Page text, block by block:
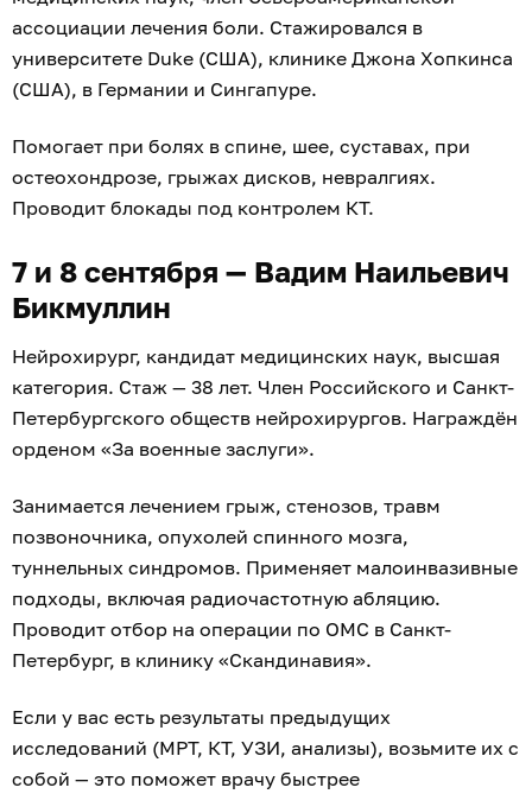
ассоциации лечения боли. Стажировался в
университете Duke (США), клинике Джона Хопкинса
(США), в Германии и Сингапуре.
Помогает при болях в спине, шее, суставах, при
остеохондрозе, грыжах дисков, невралгиях.
Проводит блокады под контролем КТ.
7 и 8 сентября — Вадим Наильевич
Бикмуллин
Нейрохирург, кандидат медицинских наук, высшая
категория. Стаж — 38 лет. Член Российского и Санкт-
Петербургского обществ нейрохирургов. Награждён
орденом «За военные заслуги».
Занимается лечением грыж, стенозов, травм
позвоночника, опухолей спинного мозга,
туннельных синдромов. Применяет малоинвазивные
подходы, включая радиочастотную абляцию.
Проводит отбор на операции по ОМС в Санкт-
Петербург, в клинику «Скандинавия».
Если у вас есть результаты предыдущих
исследований (МРТ, КТ, УЗИ, анализы), возьмите их с
собой — это поможет врачу быстрее